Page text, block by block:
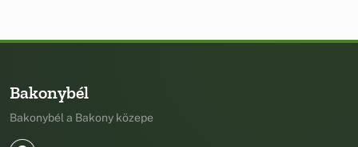
Bakonybél
Bakonybél a Bakony közepe